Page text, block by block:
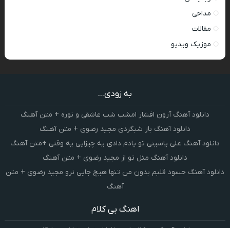
مداحی
مقالات
موزیک ویدیو
به زودی...
دانلود آهنگ آرون افشار امشب شب عاشقی و نوره + متن آهنگ
دانلود آهنگ باز شبگردی مجید رضوی + متن آهنگ
دانلود آهنگ علی یاسینی تو یادم دادی یه چیزایی یه وقتی +متن آهنگ
دانلود آهنگ مثل تو از مجید رضوی + متن آهنگ
دانلود آهنگ حسود قلبم بدون من تنها هیچ جایی نرو مجید رضوی + متن
آهنگ
اهنگ بی کلام